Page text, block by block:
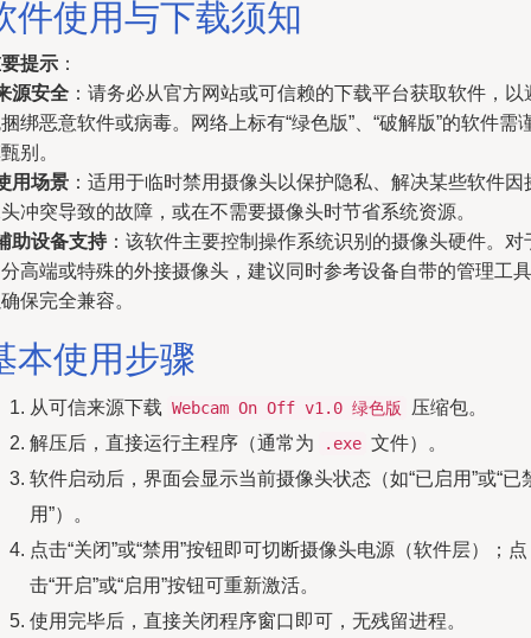
件使用与下载须知
提示 ：
源安全 ：请务必从官方网站或可信赖的下载平台获取软件，以
绑恶意软件或病毒。网络上标有“绿色版”、“破解版”的软件需
别。
用场景 ：适用于临时禁用摄像头以保护隐私、解决某些软件因
冲突导致的故障，或在不需要摄像头时节省系统资源。
助设备支持：该软件主要控制操作系统识别的摄像头硬件。对
高端或特殊的外接摄像头，建议同时参考设备自带的管理工具
保完全兼容。
本使用步骤
从可信来源下载 Webcam On Off v1.0 绿色版
压缩包。
解压后，直接运行主程序（通常为
.exe 文件）。
软件启动后，界面会显示当前摄像头状态（如“已启用”或“已
用”）。
点击“关闭”或“禁用”按钮即可切断摄像头电源（软件层）；点
击“开启”或“启用”按钮可重新激活。
使用完毕后，直接关闭程序窗口即可，无残留进程。